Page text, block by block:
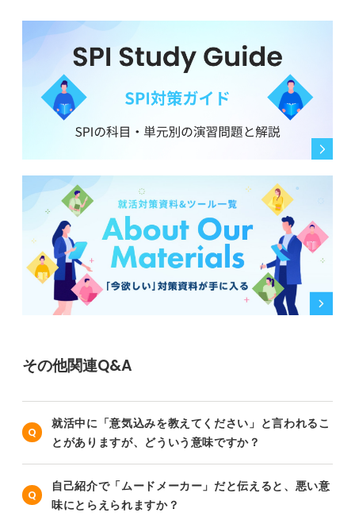
その他関連Q&A
就活中に「意気込みを教えてください」と言われるこ
とがありますが、どういう意味ですか？
自己紹介で「ムードメーカー」だと伝えると、悪い意
味にとらえられますか？